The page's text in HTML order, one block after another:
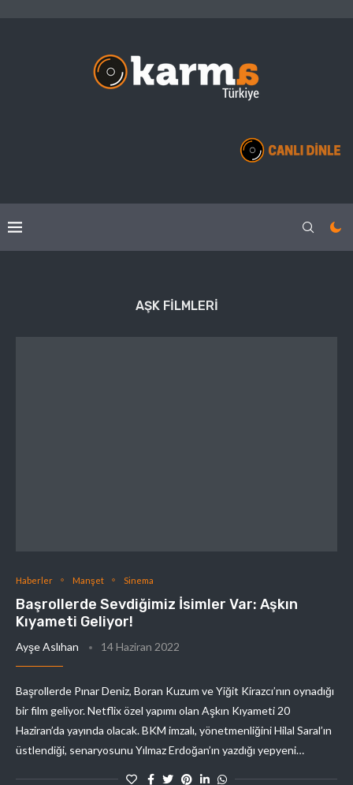
AŞK FILMLERI
Haberler Manşet Sinema
Başrollerde Sevdiğimiz İsimler Var: Aşkın
Kıyameti Geliyor!
Ayşe Aslıhan 14 Haziran 2022
Başrollerde Pınar Deniz, Boran Kuzum ve Yiğit Kirazcı’nın oynadığı
bir film geliyor. Netflix özel yapımı olan Aşkın Kıyameti 20
Haziran’da yayında olacak. BKM imzalı, yönetmenliğini Hilal Saral’ın
üstlendiği, senaryosunu Yılmaz Erdoğan’ın yazdığı yepyeni…